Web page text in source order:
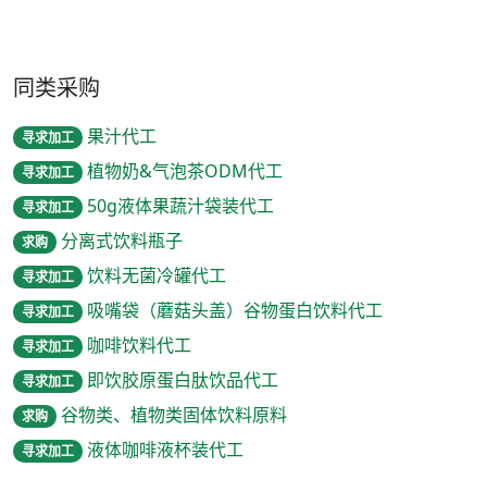
同类采购
寻求加工 果汁代工
寻求加工 植物奶&气泡茶ODM代工
寻求加工 50g液体果蔬汁袋装代工
求购 分离式饮料瓶子
寻求加工 饮料无菌冷罐代工
寻求加工 吸嘴袋（蘑菇头盖）谷物蛋白饮料代工
寻求加工 咖啡饮料代工
寻求加工 即饮胶原蛋白肽饮品代工
求购 谷物类、植物类固体饮料原料
寻求加工 液体咖啡液杯装代工